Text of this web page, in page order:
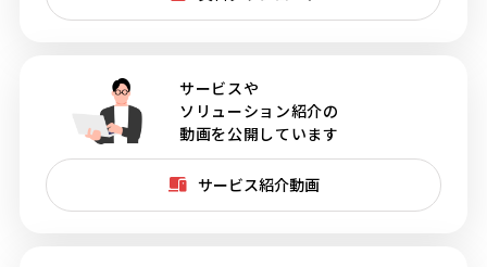
サービスや
ソリューション紹介の
動画を公開しています
サービス紹介動画